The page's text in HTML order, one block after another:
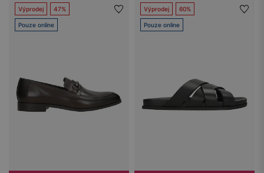
Výprodej 47%
Pouze online
Výprodej 60%
Pouze online